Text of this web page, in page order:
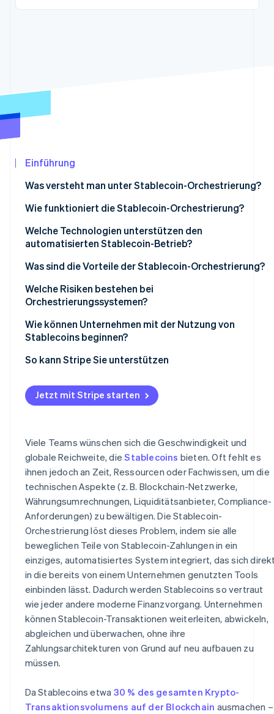
Online-Identitätsprüfung
Jetzt ansehen
Ecosystem
Einführung
Was versteht man unter Stablecoin-Orchestrierung?
Wie funktioniert die Stablecoin-Orchestrierung?
Welche Technologien unterstützen den
automatisierten Stablecoin-Betrieb?
Was sind die Vorteile der Stablecoin-Orchestrierung?
Welche Risiken bestehen bei
Orchestrierungssystemen?
Wie können Unternehmen mit der Nutzung von
Stablecoins beginnen?
So kann Stripe Sie unterstützen
Jetzt mit Stripe starten
Viele Teams wünschen sich die Geschwindigkeit und
globale Reichweite, dieStablecoins bieten. Oft fehlt es
ihnen jedoch an Zeit, Ressourcen oder Fachwissen, um die
technischen Aspekte (z. B. Blockchain-Netzwerke,
Währungsumrechnungen, Liquiditätsanbieter, Compliance-
Anforderungen) zu bewältigen. Die Stablecoin-
Orchestrierung löst dieses Problem, indem sie alle
beweglichen Teile von Stablecoin-Zahlungen in ein
einziges, automatisiertes System integriert, das sich
in die bereits von einem Unternehmen genutzten Tools
einbinden lässt. Dadurch werden Stablecoins so vertraut
wie jeder andere moderne Finanzvorgang. Unternehmen
können Stablecoin-Transaktionen weiterleiten, abwickeln,
abgleichen und überwachen, ohne ihre
Zahlungsarchitekturen von Grund auf neu aufbauen zu
müssen.
Da Stablecoins etwa 30 % des gesamten Krypto-
Transaktionsvolumens auf der Blockchain ausmachen –